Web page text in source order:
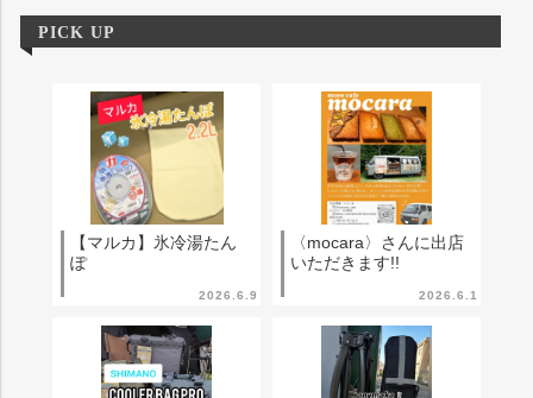
PICK UP
2026.6.9
【マルカ】氷冷湯たん
ぽ
2026.6.1
〈mocara〉さんに出店
いただきます!!